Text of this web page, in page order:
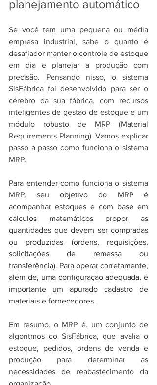
planejamento automático
Se você tem uma pequena ou média
empresa industrial, sabe o quanto é
desafiador manter o controle de estoque
em dia e planejar a produção com
precisão. Pensando nisso, o sistema
SisFábrica foi desenvolvido para ser o
cérebro da sua fábrica, com recursos
inteligentes de gestão de estoque e um
módulo robusto de MRP (Material
Requirements Planning). Vamos explicar
passo a passo como funciona o sistema
MRP.
Para entender como funciona o sistema
MRP, seu objetivo do MRP é
acompanhar estoques e com base em
cálculos matemáticos propor as
quantidades que devem ser compradas
ou produzidas (ordens, requisições,
solicitações de remessa ou
transferência). Para operar corretamente,
além de, uma configuração adequada, é
importante um apurado cadastro de
materiais e fornecedores.
Em resumo, o MRP é, um conjunto de
algoritmos do SisFábrica, que avalia o
estoque, pedidos, ordens de venda e
produção para determinar as
necessidades de reabastecimento da